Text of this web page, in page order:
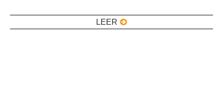
LEER